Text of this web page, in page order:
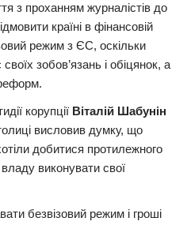
з проханням журналістів до
країні в фінансовій
режим з ЄС, оскільки
зобов’язань і обіцянок, а
корупції Віталій Шабунін
висловив думку, що
добитися протилежного
виконувати свої
безвізовий режим і гроші